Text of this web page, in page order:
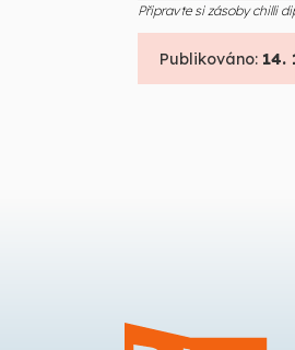
Připravte si zásoby chilli
Publikováno: 14.